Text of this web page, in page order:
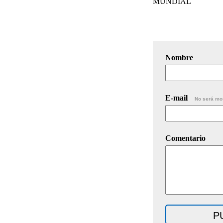
Nombre
E-mail No será
Comentario